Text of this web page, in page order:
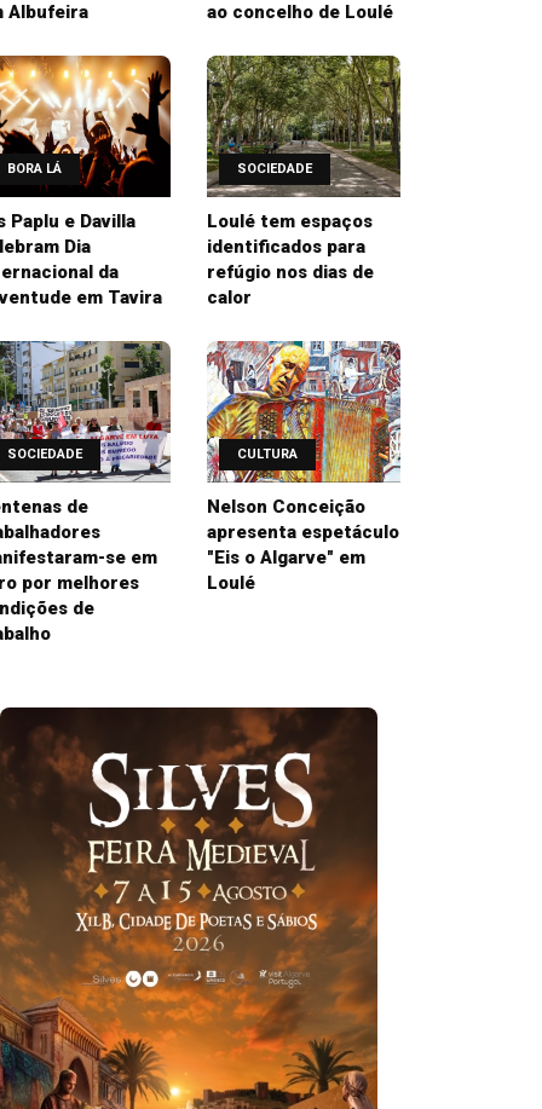
Albufeira
ao concelho de Loulé
BORA LÁ
Paplu e Davilla
Dia
da
em Tavira
SOCIEDADE
Loulé tem espaços
identificados para
refúgio nos dias de
calor
SOCIEDADE
de
se em
por melhores
de
CULTURA
Nelson Conceição
apresenta espetáculo
"Eis o Algarve" em
Loulé